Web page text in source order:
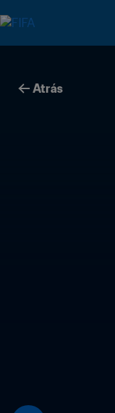
Atrás